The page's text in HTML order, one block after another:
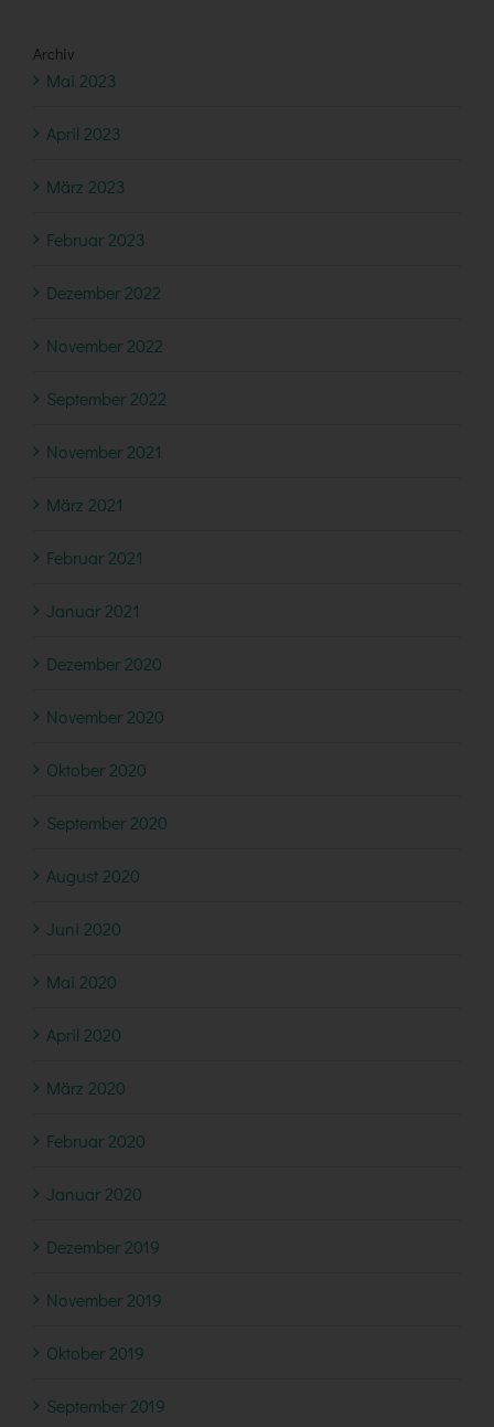
Archiv
Mai 2023
April 2023
März 2023
Februar 2023
Dezember 2022
November 2022
September 2022
November 2021
März 2021
Februar 2021
Januar 2021
Dezember 2020
November 2020
Oktober 2020
September 2020
August 2020
Juni 2020
Mai 2020
April 2020
März 2020
Februar 2020
Januar 2020
Dezember 2019
November 2019
Oktober 2019
September 2019